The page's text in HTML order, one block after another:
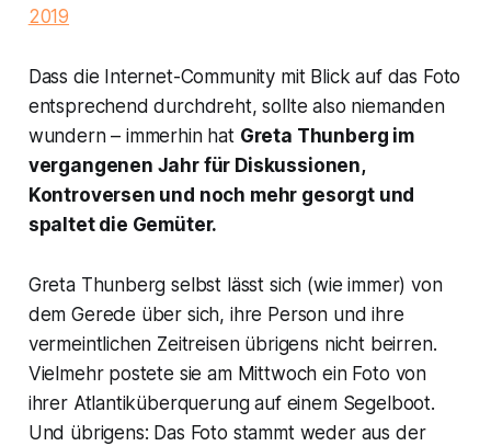
2019
Dass die Internet-Community mit Blick auf das Foto
entsprechend durchdreht, sollte also niemanden
wundern – immerhin hat Greta Thunberg im
vergangenen Jahr für Diskussionen,
Kontroversen und noch mehr gesorgt und
spaltet die Gemüter.
Greta Thunberg selbst lässt sich (wie immer) von
dem Gerede über sich, ihre Person und ihre
vermeintlichen Zeitreisen übrigens nicht beirren.
Vielmehr postete sie am Mittwoch ein Foto von
ihrer Atlantiküberquerung auf einem Segelboot.
Und übrigens: Das Foto stammt weder aus der